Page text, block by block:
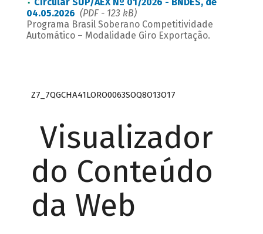
Circular SUP/AEX Nº 01/2026 - BNDES, de
04.05.2026 (PDF - 123 kB)
Programa Brasil Soberano Competitividade
Automático – Modalidade Giro Exportação.
Z7_7QGCHA41LORO0063SOQ8O13O17
Visualizador
do Conteúdo
da Web